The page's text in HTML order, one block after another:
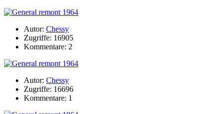
Autor: Chessy
Zugriffe: 16905
Kommentare: 2
Autor: Chessy
Zugriffe: 16696
Kommentare: 1